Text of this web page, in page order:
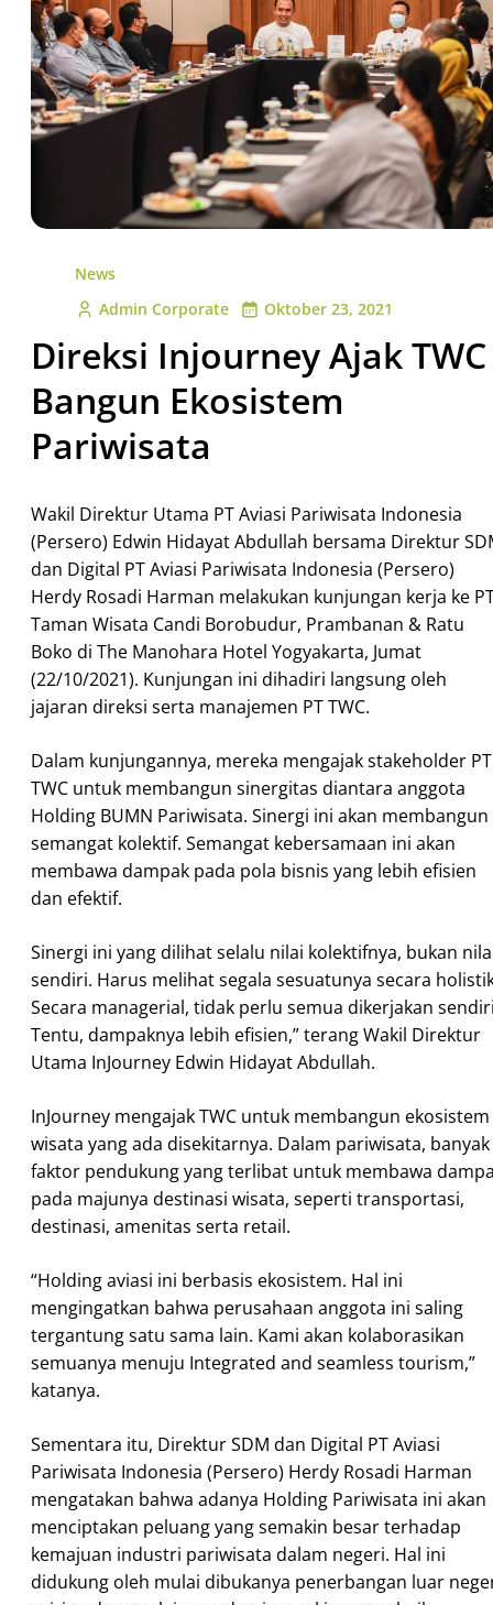
News
Admin Corporate
Oktober 23, 2021
Direksi Injourney Ajak TWC
Bangun Ekosistem
Pariwisata
Wakil Direktur Utama PT Aviasi Pariwisata Indonesia
(Persero) Edwin Hidayat Abdullah bersama Direktur
dan Digital PT Aviasi Pariwisata Indonesia (Persero)
Herdy Rosadi Harman melakukan kunjungan kerja ke
Taman Wisata Candi Borobudur, Prambanan & Ratu
Boko di The Manohara Hotel Yogyakarta, Jumat
(22/10/2021). Kunjungan ini dihadiri langsung oleh
jajaran direksi serta manajemen PT TWC.
Dalam kunjungannya, mereka mengajak stakeholder PT
TWC untuk membangun sinergitas diantara anggota
Holding BUMN Pariwisata. Sinergi ini akan membangun
semangat kolektif. Semangat kebersamaan ini akan
membawa dampak pada pola bisnis yang lebih efisien
dan efektif.
Sinergi ini yang dilihat selalu nilai kolektifnya, bukan
sendiri. Harus melihat segala sesuatunya secara
Secara managerial, tidak perlu semua dikerjakan
Tentu, dampaknya lebih efisien,” terang Wakil Direktur
Utama InJourney Edwin Hidayat Abdullah.
InJourney mengajak TWC untuk membangun ekosistem
wisata yang ada disekitarnya. Dalam pariwisata, banyak
faktor pendukung yang terlibat untuk membawa
pada majunya destinasi wisata, seperti transportasi,
destinasi, amenitas serta retail.
“Holding aviasi ini berbasis ekosistem. Hal ini
mengingatkan bahwa perusahaan anggota ini saling
tergantung satu sama lain. Kami akan kolaborasikan
semuanya menuju Integrated and seamless tourism,”
katanya.
Sementara itu, Direktur SDM dan Digital PT Aviasi
Pariwisata Indonesia (Persero) Herdy Rosadi Harman
mengatakan bahwa adanya Holding Pariwisata ini akan
menciptakan peluang yang semakin besar terhadap
kemajuan industri pariwisata dalam negeri. Hal ini
didukung oleh mulai dibukanya penerbangan luar